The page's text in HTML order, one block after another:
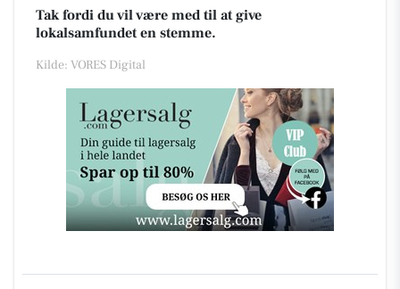
Tak fordi du vil være med til at give
lokalsamfundet en stemme.
Kilde: VORES Digital